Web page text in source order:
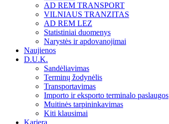
AD REM TRANSPORT
VILNIAUS TRANZITAS
AD REM LEZ
Statistiniai duomenys
Narystės ir apdovanojimai
Naujienos
D.U.K.
Sandėliavimas
Terminų žodynėlis
Transportavimas
Importo ir eksporto terminalo paslaugos
Muitinės tarpininkavimas
Kiti klausimai
Karjera